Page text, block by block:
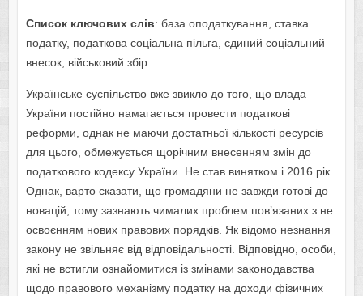
Список ключових слів: база оподаткування, ставка
податку, податкова соціальна пільга, єдиний соціальний
внесок, військовий збір.
Українське суспільство вже звикло до того, що влада
України постійно намагається провести податкові
реформи, однак не маючи достатньої кількості ресурсів
для цього, обмежується щорічним внесенням змін до
податкового кодексу України. Не став винятком і 2016 рік.
Однак, варто сказати, що громадяни не завжди готові до
новацій, тому зазнають чималих проблем пов’язаних з не
освоєнням нових правових порядків. Як відомо незнання
закону не звільняє від відповідальності. Відповідно, особи,
які не встигли ознайомитися із змінами законодавства
щодо правового механізму податку на доходи фізичних